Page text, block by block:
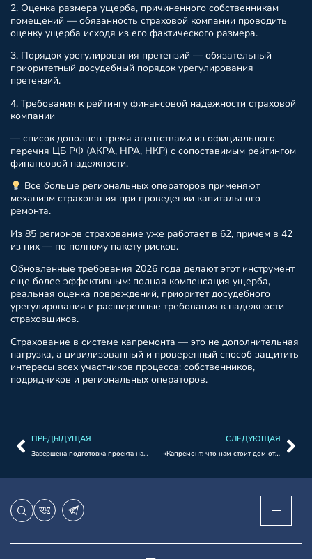
2. Оценка размера ущерба, причиненного собственникам
помещений — обязанность страховой компании проводить
оценку ущерба исходя из его фактического размера.
3. Порядок урегулирования претензий — обязательный
приоритетный досудебный порядок урегулирования
претензий.
4. Требования к рейтингу финансовой надежности страховой
компании
— список дополнен тремя агентствами из официального
перечня ЦБ РФ (АКРА, НРА, НКР) с сопоставимым рейтингом
финансовой надежности.
Все больше региональных операторов применяют
механизм страхования при проведении капитального
ремонта.
Из 85 регионов страхование уже работает в 62, причем в 42
из них — по полному пакету рисков.
Обновленные требования 2026 года делают этот инструмент
еще более эффективным: полная компенсация ущерба,
реальная оценка повреждений, приоритет досудебного
урегулирования и расширенные требования к надежности
страховщиков.
Страхование в системе капремонта — это не дополнительная
нагрузка, а цивилизованный и проверенный способ защитить
интересы всех участников процесса: собственников,
подрядчиков и региональных операторов.
ПРЕДЫДУЩАЯ
Завершена подготовка проекта национального стандарта в сфере капитального ремонта МКД
СЛЕДУЮЩАЯ
«Капремонт: что нам стоит дом отремонтировать? Доброе утро. Фрагмент выпуска от 14.04.2026»